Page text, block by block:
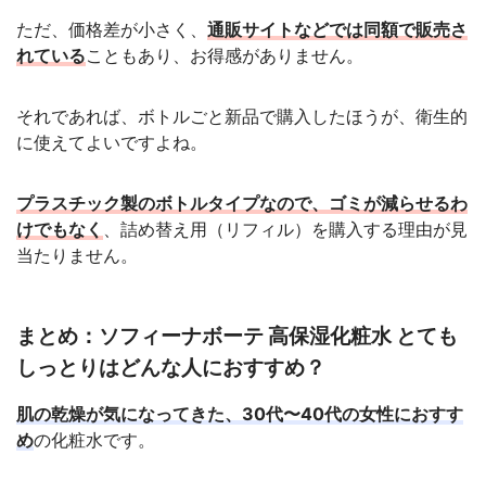
ただ、価格差が小さく、 通販サイトなどでは同額で販売さ
れていることもあり、お得感がありません。
それであれば、ボトルごと新品で購入したほうが、衛生的
に使えてよいですよね。
プラスチック製のボトルタイプなので、ゴミが減らせるわ
けでもなく 、詰め替え用（リフィル）を購入する理由が見
当たりません。
まとめ：ソフィーナボーテ 高保湿化粧水 とても
しっとりはどんな人におすすめ？
肌の乾燥が気になってきた、30代〜40代の女性におすす
めの化粧水です。